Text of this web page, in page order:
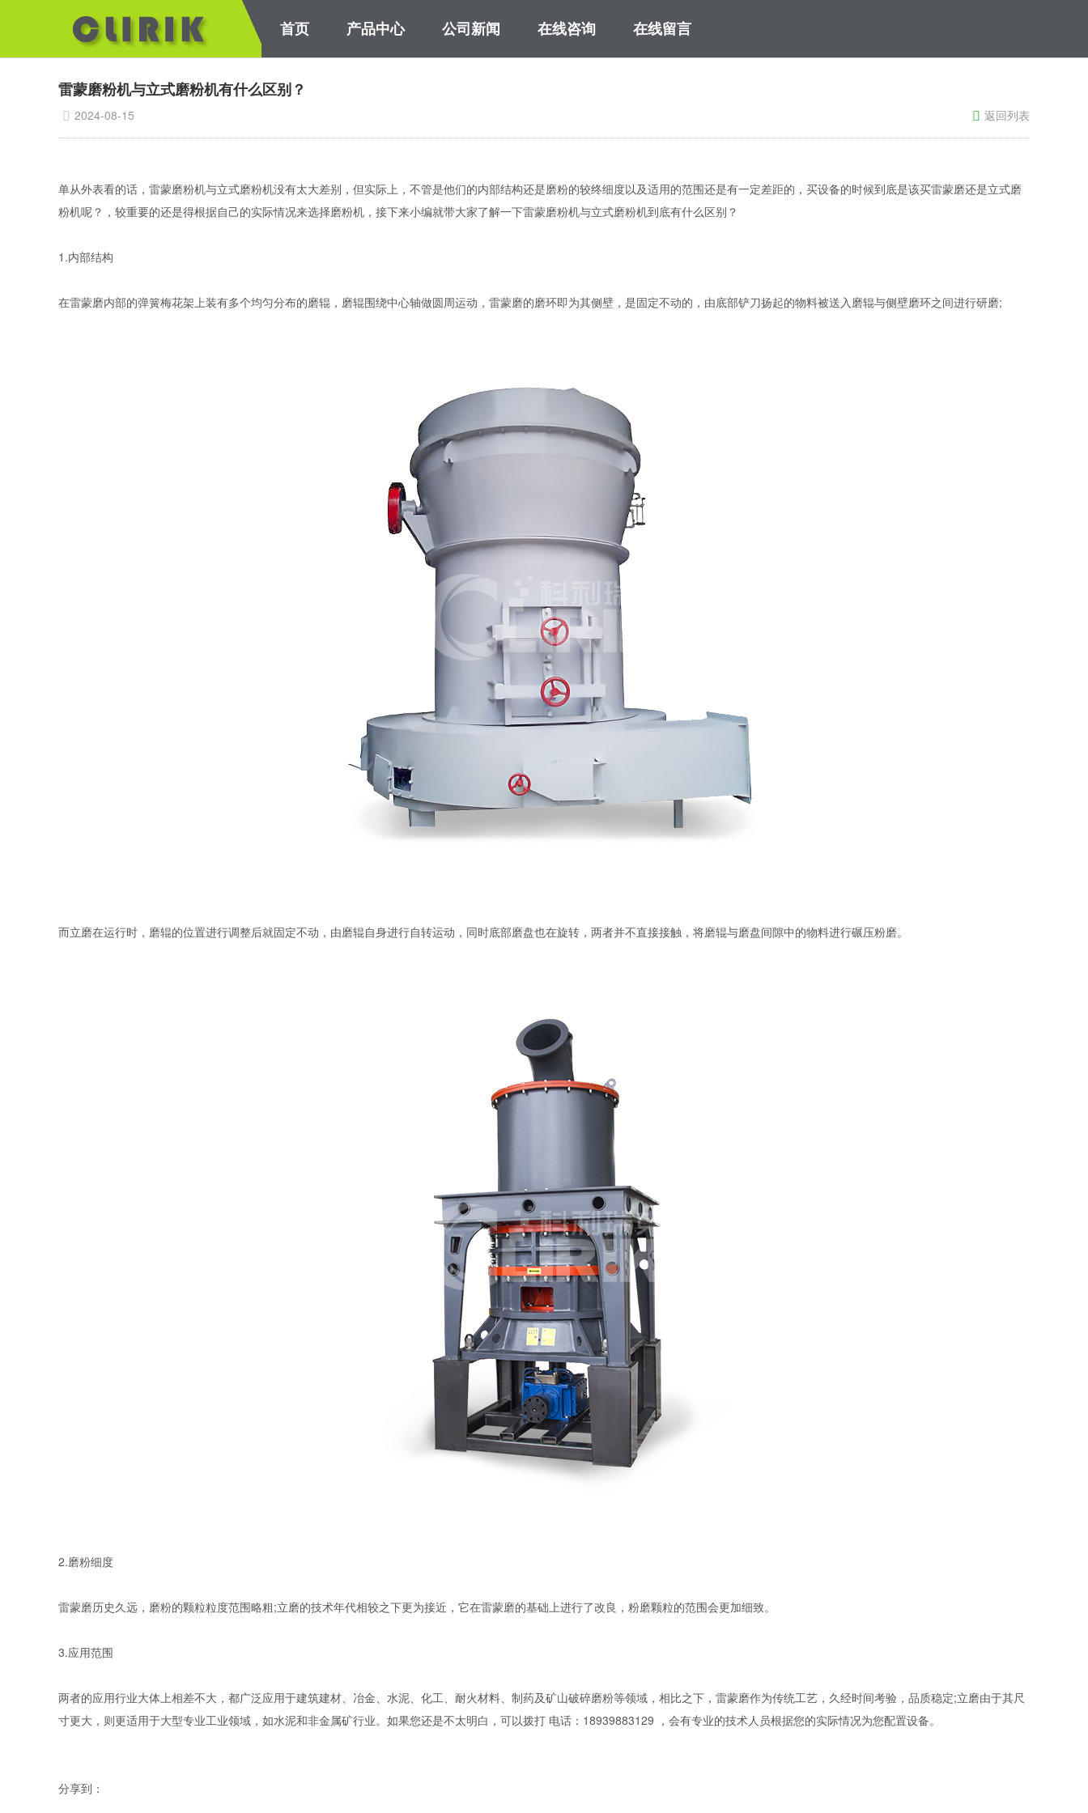
首页 产品中心 公司新闻 在线咨询 在线留言
雷蒙磨粉机与立式磨粉机有什么区别？
 返回列表
 2024-08-15
单从外表看的话，雷蒙磨粉机与立式磨粉机没有太大差别，但实际上，不管是他们的内部结构还是磨粉的较终细度以及适用的范围还是有一定差距的，买设备的时候到底是该买雷蒙磨还是立式磨
粉机呢？，较重要的还是得根据自己的实际情况来选择磨粉机，接下来小编就带大家了解一下雷蒙磨粉机与立式磨粉机到底有什么区别？
1.内部结构
在雷蒙磨内部的弹簧梅花架上装有多个均匀分布的磨辊，磨辊围绕中心轴做圆周运动，雷蒙磨的磨环即为其侧壁，是固定不动的，由底部铲刀扬起的物料被送入磨辊与侧壁磨环之间进行研磨;
而立磨在运行时，磨辊的位置进行调整后就固定不动，由磨辊自身进行自转运动，同时底部磨盘也在旋转，两者并不直接接触，将磨辊与磨盘间隙中的物料进行碾压粉磨。
2.磨粉细度
雷蒙磨历史久远，磨粉的颗粒粒度范围略粗;立磨的技术年代相较之下更为接近，它在雷蒙磨的基础上进行了改良，粉磨颗粒的范围会更加细致。
3.应用范围
两者的应用行业大体上相差不大，都广泛应用于建筑建材、冶金、水泥、化工、耐火材料、制药及矿山破碎磨粉等领域，相比之下，雷蒙磨作为传统工艺，久经时间考验，品质稳定;立磨由于其尺
寸更大，则更适用于大型专业工业领域，如水泥和非金属矿行业。如果您还是不太明白，可以拨打 电话：18939883129 ，会有专业的技术人员根据您的实际情况为您配置设备。
分享到：